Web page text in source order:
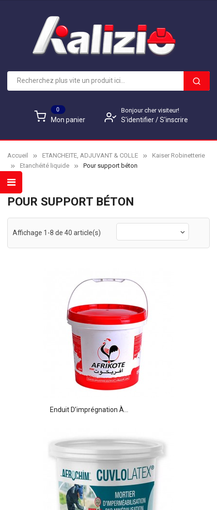
0
Mon panier
Bonjour cher visiteur!
S'identifier/ S'inscrire
Accueil ETANCHEITE, ADJUVANT & COLLE
Kaiser Robinetterie
Etanchéité liquide
Pour support béton
POUR SUPPORT BÉTON
Affichage 1-8 de 40 article(s)
Enduit D’imprégnation À...